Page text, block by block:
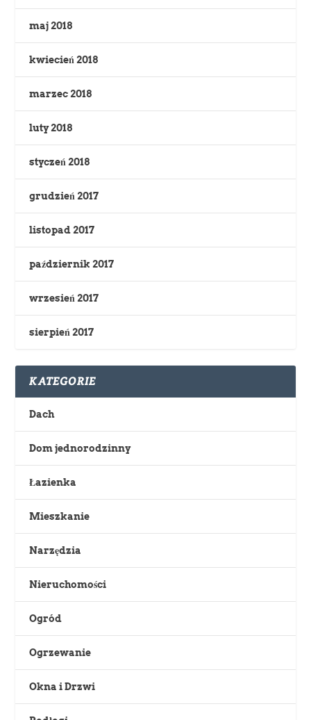
maj 2018
kwiecień 2018
marzec 2018
luty 2018
styczeń 2018
grudzień 2017
listopad 2017
październik 2017
wrzesień 2017
sierpień 2017
KATEGORIE
Dach
Dom jednorodzinny
Łazienka
Mieszkanie
Narzędzia
Nieruchomości
Ogród
Ogrzewanie
Okna i Drzwi